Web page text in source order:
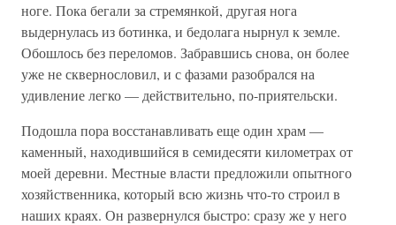
ноге. Пока бегали за стремянкой, другая нога
выдернулась из ботинка, и бедолага нырнул к земле.
Обошлось без переломов. Забравшись снова, он более
уже не сквернословил, и с фазами разобрался на
удивление легко — действительно, по-приятельски.
Подошла пора восстанавливать еще один храм —
каменный, находившийся в семидесяти километрах от
моей деревни. Местные власти предложили опытного
хозяйственника, который всю жизнь что-то строил в
наших краях. Он развернулся быстро: сразу же у него